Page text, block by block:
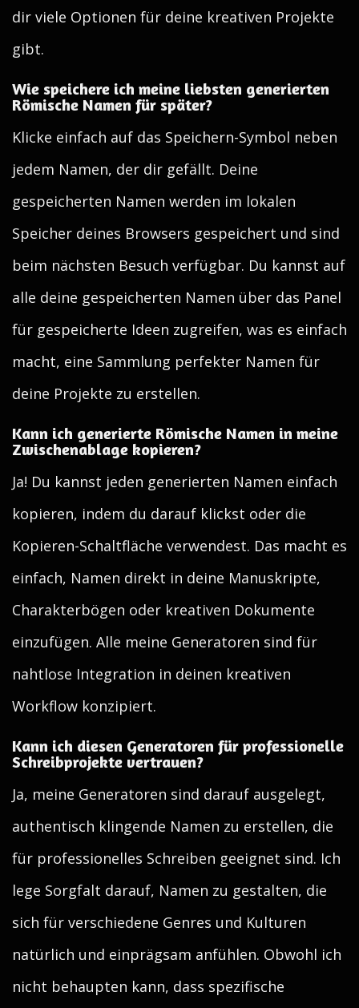
dir viele Optionen für deine kreativen Projekte
gibt.
Wie speichere ich meine liebsten generierten
Römische Namen für später?
Klicke einfach auf das Speichern-Symbol neben
jedem Namen, der dir gefällt. Deine
gespeicherten Namen werden im lokalen
Speicher deines Browsers gespeichert und sind
beim nächsten Besuch verfügbar. Du kannst auf
alle deine gespeicherten Namen über das Panel
für gespeicherte Ideen zugreifen, was es einfach
macht, eine Sammlung perfekter Namen für
deine Projekte zu erstellen.
Kann ich generierte Römische Namen in meine
Zwischenablage kopieren?
Ja! Du kannst jeden generierten Namen einfach
kopieren, indem du darauf klickst oder die
Kopieren-Schaltfläche verwendest. Das macht es
einfach, Namen direkt in deine Manuskripte,
Charakterbögen oder kreativen Dokumente
einzufügen. Alle meine Generatoren sind für
nahtlose Integration in deinen kreativen
Workflow konzipiert.
Kann ich diesen Generatoren für professionelle
Schreibprojekte vertrauen?
Ja, meine Generatoren sind darauf ausgelegt,
authentisch klingende Namen zu erstellen, die
für professionelles Schreiben geeignet sind. Ich
lege Sorgfalt darauf, Namen zu gestalten, die
sich für verschiedene Genres und Kulturen
natürlich und einprägsam anfühlen. Obwohl ich
nicht behaupten kann, dass spezifische